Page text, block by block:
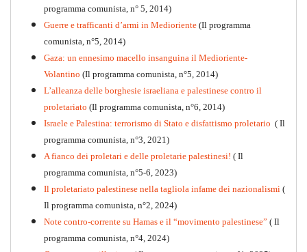
programma comunista, n° 5, 2014)
Guerre e trafficanti d’armi in Medioriente (Il programma
comunista, n°5, 2014)
Gaza: un ennesimo macello insanguina il Medioriente-
Volantino (Il programma comunista, n°5, 2014)
L’alleanza delle borghesie israeliana e palestinese contro il
proletariato (Il programma comunista, n°6, 2014)
Israele e Palestina: terrorismo di Stato e disfattismo proletario ( Il
programma comunista, n°3, 2021)
A fianco dei proletari e delle proletarie palestinesi! ( Il
programma comunista, n°5-6, 2023)
Il proletariato palestinese nella tagliola infame dei nazionalismi (
Il programma comunista, n°2, 2024)
Note contro-corrente su Hamas e il “movimento palestinese” ( Il
programma comunista, n°4, 2024)